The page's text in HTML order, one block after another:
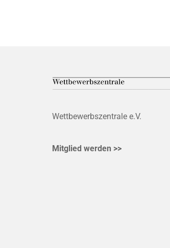
Wettbewerbszentrale e.V.
Mitglied werden >>